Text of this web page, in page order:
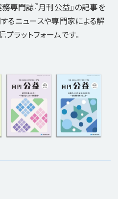
専門誌『月刊公益』の記事を
るニュースや専門家による解
ラットフォームです。